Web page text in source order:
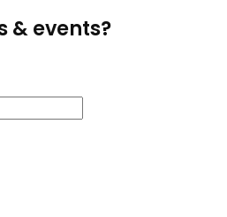
& events?